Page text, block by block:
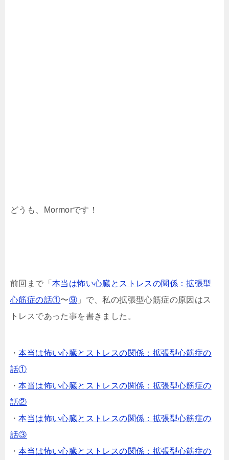
どうも、Mormorです！
前回まで「 本当は怖い心臓とストレスの関係：拡張型
心筋症の話①〜⑨ 」で、私の拡張型心筋症の原因はス
トレスであった事を書きました。
・本当は怖い心臓とストレスの関係：拡張型心筋症の
話①
・本当は怖い心臓とストレスの関係：拡張型心筋症の
話②
・本当は怖い心臓とストレスの関係：拡張型心筋症の
話③
・本当は怖い心臓とストレスの関係：拡張型心筋症の